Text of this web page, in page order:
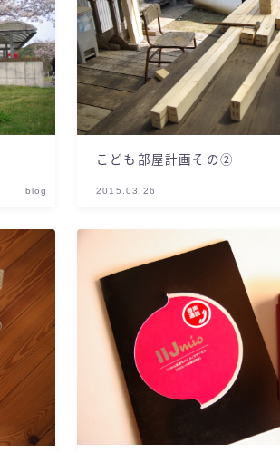
blog
こども部屋計画その②
2015.03.26